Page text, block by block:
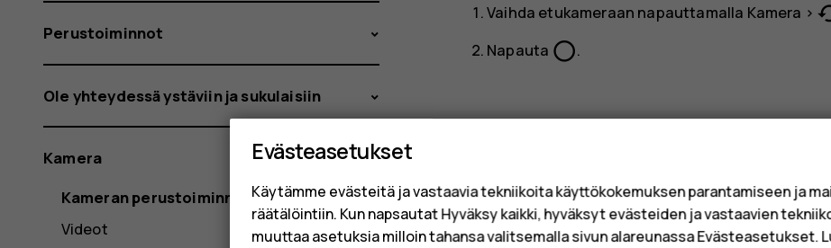
Vaihda etukameraan napauttamalla Kamera >
Napauta panorama_fish_eye.
Oliko tästä apua?
Perustoiminnot
Ole yhteydessä ystäviin ja sukulaisiin
Kamera
Kameran perustoiminnot
Videot
Evästeasetukset
Käytämme evästeitä ja vastaavia tekniikoita käyttökokemuksen parantamiseen ja
räätälöintiin. Kun napsautat Hyväksy kaikki, hyväksyt evästeiden ja vastaavien
muuttaa asetuksia milloin tahansa valitsemalla sivun alareunassa Evästeasetukset.